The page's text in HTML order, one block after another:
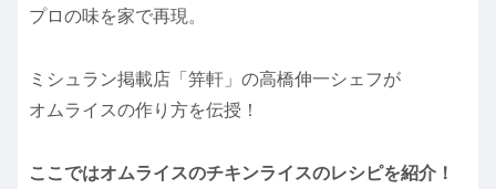
プロの味を家で再現。
ミシュラン掲載店「笄軒」の高橋伸一シェフが
オムライスの作り方を伝授！
ここではオムライスのチキンライスのレシピを紹介！